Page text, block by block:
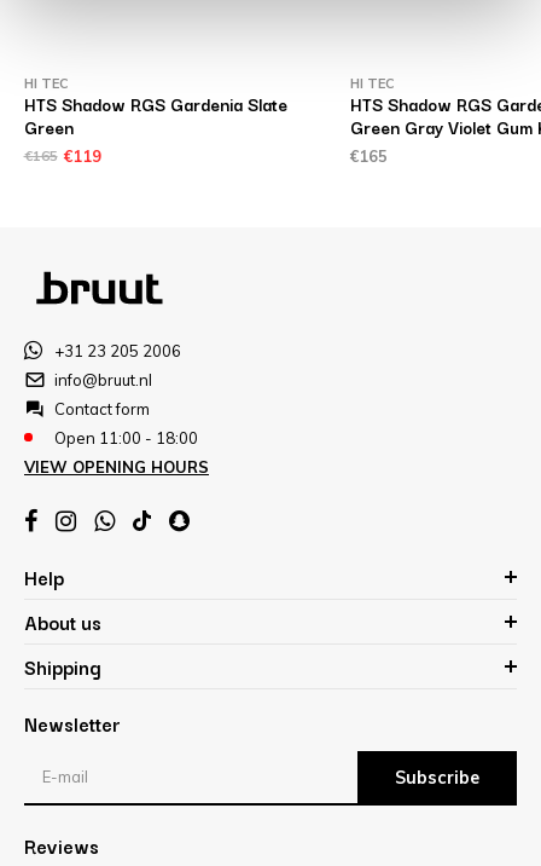
HI TEC
HTS Shadow RGS Gardenia Slate
Green
€165 €119
HI TEC
HTS Shadow RGS
Green Gray Violet
€165
+31 23 205 2006
info@bruut.nl
Contact form
Open 11:00 - 18:00
VIEW OPENING HOURS
Help
About us
Shipping
Newsletter
Subscribe
Reviews